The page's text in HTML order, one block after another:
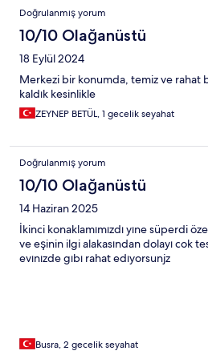
Doğrulanmış yorum
10/10 Olağanüstü
18 Eylül 2024
Merkezi bir konumda, temiz ve rahat
kaldık kesinlikle
ZEYNEP BETÜL, 1 gecelik seyahat
Doğrulanmış yorum
10/10 Olağanüstü
14 Haziran 2025
İkinci konaklamımızdı yıne süperdi
ve eşinin ilgi alakasından dolayı cok
evınızde gıbı rahat edıyorsunjz
Busra, 2 gecelik seyahat